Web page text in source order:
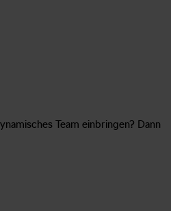
Team einbringen? Dann